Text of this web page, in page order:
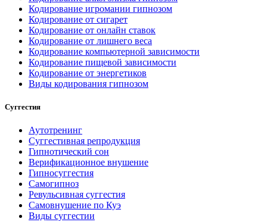
Кодирование игромании гипнозом
Кодирование от сигарет
Кодирование от онлайн ставок
Кодирование от лишнего веса
Кодирование компьютерной зависимости
Кодирование пищевой зависимости
Кодирование от энергетиков
Виды кодирования гипнозом
Суггестия
Аутотренинг
Суггестивная репродукция
Гипнотический сон
Верификационное внушение
Гипносуггестия
Самогипноз
Ревульсивная суггестия
Самовнушение по Куэ
Виды суггестии